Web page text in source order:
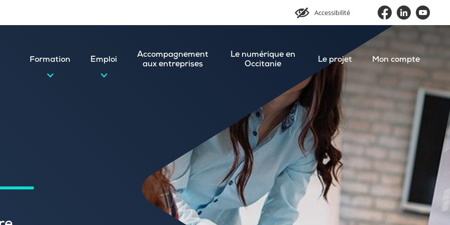
Accessibilité
Formation Emploi
et postuler en ligne
spontanée
Accompagnement
aux entreprises
Le numérique en
Occitanie
Le projet Mon compte